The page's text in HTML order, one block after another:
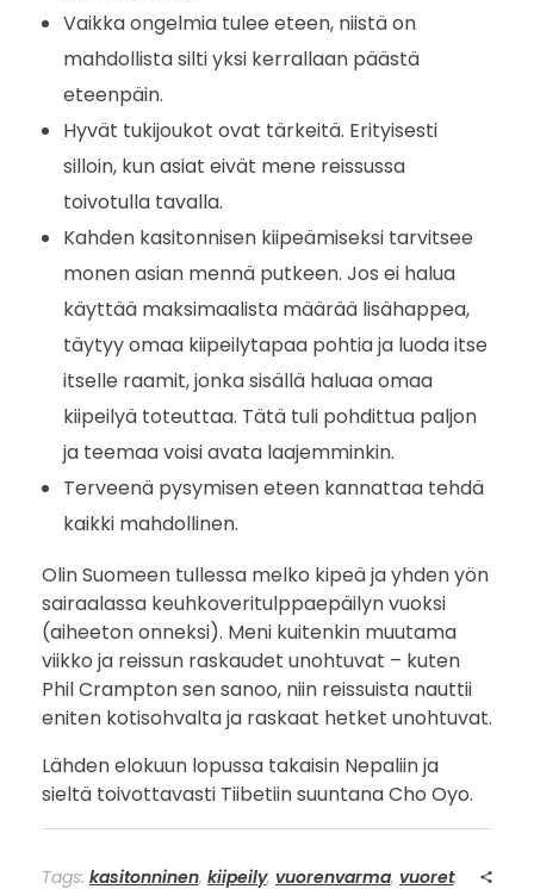
Vaikka ongelmia tulee eteen, niistä on
mahdollista silti yksi kerrallaan päästä
eteenpäin.
Hyvät tukijoukot ovat tärkeitä. Erityisesti
silloin, kun asiat eivät mene reissussa
toivotulla tavalla.
Kahden kasitonnisen kiipeämiseksi tarvitsee
monen asian mennä putkeen. Jos ei halua
käyttää maksimaalista määrää lisähappea,
täytyy omaa kiipeilytapaa pohtia ja luoda itse
itselle raamit, jonka sisällä haluaa omaa
kiipeilyä toteuttaa. Tätä tuli pohdittua paljon
ja teemaa voisi avata laajemminkin.
Terveenä pysymisen eteen kannattaa tehdä
kaikki mahdollinen.
Olin Suomeen tullessa melko kipeä ja yhden yön
sairaalassa keuhkoveritulppaepäilyn vuoksi
(aiheeton onneksi). Meni kuitenkin muutama
viikko ja reissun raskaudet unohtuvat – kuten
Phil Crampton sen sanoo, niin reissuista nauttii
eniten kotisohvalta ja raskaat hetket unohtuvat.
Lähden elokuun lopussa takaisin Nepaliin ja
sieltä toivottavasti Tiibetiin suuntana Cho Oyo.
Tags: kasitonninen, kiipeily, vuorenvarma, vuoret,